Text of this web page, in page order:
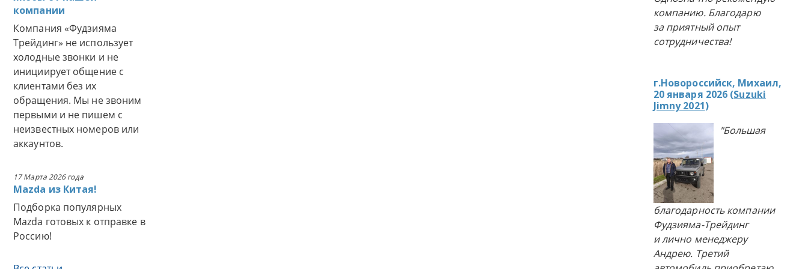
компании
Компания «Фудзияма
Трейдинг» не использует
холодные звонки и не
инициирует общение с
клиентами без их
обращения. Мы не звоним
первыми и не пишем с
неизвестных номеров или
аккаунтов.
17 Марта 2026 года
Mazda из Китая!
Подборка популярных
Mazda готовых к отправке в
Россию!
компанию. Благодарю
за приятный опыт
сотрудничества!
г.Новороссийск, Михаил,
20 января 2026 (Suzuki
Jimny 2021)
"Большая
благодарность компании
Фудзияма-Трейдинг
и лично менеджеру
Андрею. Третий